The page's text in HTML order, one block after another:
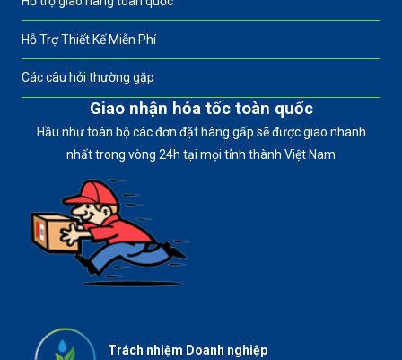
Hỗ Trợ Thiết Kế Miễn Phí
Các câu hỏi thường gặp
Giao nhận hỏa tốc toàn quốc
Hầu như toàn bộ các đơn đặt hàng gấp sẽ được giao nhanh
nhất trong vòng 24h tại mọi tỉnh thành Việt Nam
Trách nhiệm Doanh nghiệp